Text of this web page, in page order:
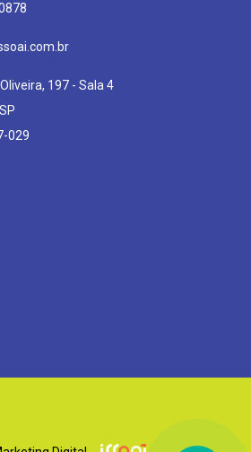
197 - Sala 4
029